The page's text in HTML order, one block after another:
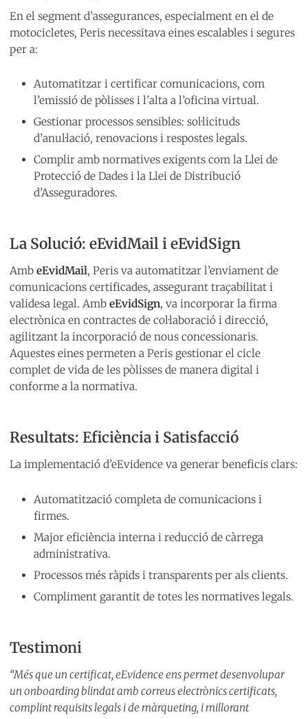
En el segment d’assegurances, especialment en el de
motocicletes, Peris necessitava eines escalables i segures
per a:
Automatitzar i certificar comunicacions, com
l’emissió de pòlisses i l’alta a l’oficina virtual.
Gestionar processos sensibles: sol·licituds
d’anul·lació, renovacions i respostes legals.
Complir amb normatives exigents com la Llei de
Protecció de Dades i la Llei de Distribució
d’Asseguradores.
La Solució: eEvidMail i eEvidSign
Amb eEvidMail, Peris va automatitzar l’enviament de
comunicacions certificades, assegurant traçabilitat i
validesa legal. Amb eEvidSign, va incorporar la firma
electrònica en contractes de col·laboració i direcció,
agilitzant la incorporació de nous concessionaris.
Aquestes eines permeten a Peris gestionar el cicle
complet de vida de les pòlisses de manera digital i
conforme a la normativa.
Resultats: Eficiència i Satisfacció
La implementació d’eEvidence va generar beneficis clars:
Automatització completa de comunicacions i
firmes.
Major eficiència interna i reducció de càrrega
administrativa.
Processos més ràpids i transparents per als clients.
Compliment garantit de totes les normatives legals.
Testimoni
“Més que un certificat, eEvidence ens permet desenvolupar
un onboarding blindat amb correus electrònics certificats,
complint requisits legals i de màrqueting, i millorant